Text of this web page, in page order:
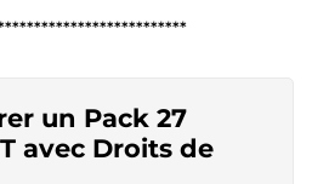
un Pack 27
avec Droits de